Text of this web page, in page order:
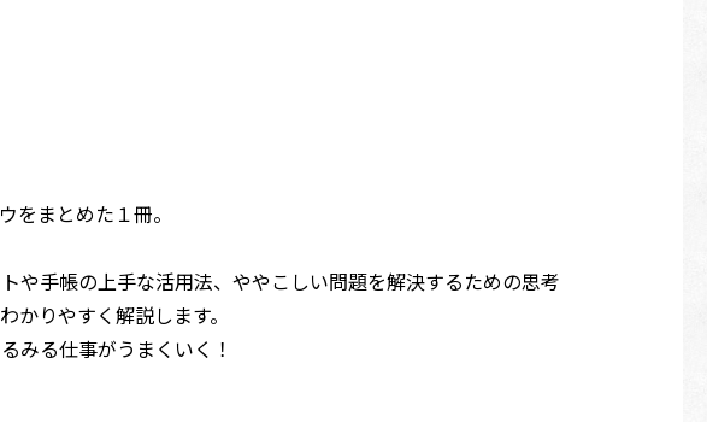
をまとめた１冊。
や手帳の上手な活用法、ややこしい問題を解決するための思考
かりやすく解説します。
みる仕事がうまくいく！